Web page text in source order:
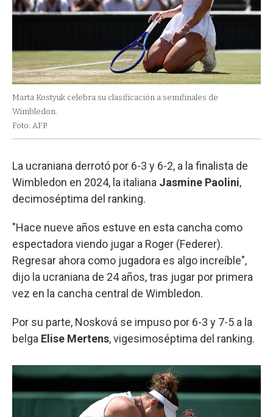
Marta Kostyuk celebra su clasificación a semifinales de
Wimbledon.
Foto: AFP.
La ucraniana derrotó por 6-3 y 6-2, a la finalista de
Wimbledon en 2024, la italiana Jasmine Paolini,
decimoséptima del ranking.
"Hace nueve años estuve en esta cancha como
espectadora viendo jugar a Roger (Federer).
Regresar ahora como jugadora es algo increíble",
dijo la ucraniana de 24 años, tras jugar por primera
vez en la cancha central de Wimbledon.
Por su parte, Nosková se impuso por 6-3 y 7-5 a la
belga Elise Mertens, vigesimoséptima del ranking.